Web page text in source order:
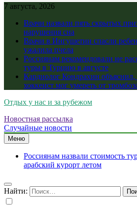
7 августа, 2026
Врачи назвали пять скрытых
нарушения сна
Врачи в Ингушетии спасли
ужалила пчела
Россиянам рекомендовали не
туры в Турцию в августе
Кардиолог Кондрахин
хоккеист мог умереть от
Отдых у нас и за рубежом
Новостная рассылка
Случайные новости
Меню
Россиянам назвали стоимость
арабский курорт летом
Найти: